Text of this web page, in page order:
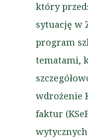
który
sytuację w
program
tematami,
wdrożenie
faktur